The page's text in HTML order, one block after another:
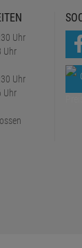
Uhr
Uhr
Uhr
Uhr